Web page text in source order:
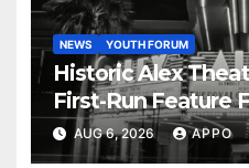
NEWS YOUTH FORUM
Historic Alex
First-Run Feature
AUG 6, 2026 APPO